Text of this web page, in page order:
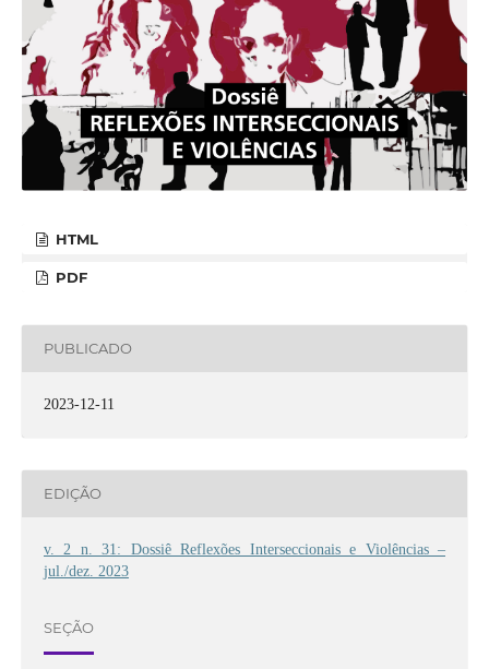
HTML
PDF
PUBLICADO
2023-12-11
EDIÇÃO
v. 2 n. 31: Dossiê Reflexões Interseccionais e Violências –
jul./dez. 2023
SEÇÃO